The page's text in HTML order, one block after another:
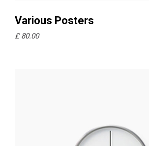
Ajouter au panier
Various Posters
£ 80.00